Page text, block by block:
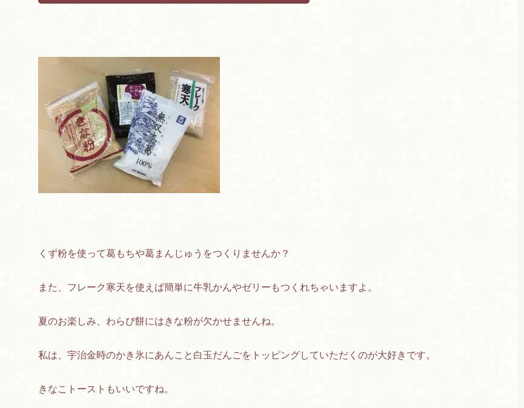
くず粉を使って葛もちや葛まんじゅうをつくりませんか？
また、フレーク寒天を使えば簡単に牛乳かんやゼリーもつくれちゃいますよ。
夏のお楽しみ、わらび餅にはきな粉が欠かせませんね。
私は、宇治金時のかき氷にあんこと白玉だんごをトッピングしていただくのが大好きです。
きなこトーストもいいですね。